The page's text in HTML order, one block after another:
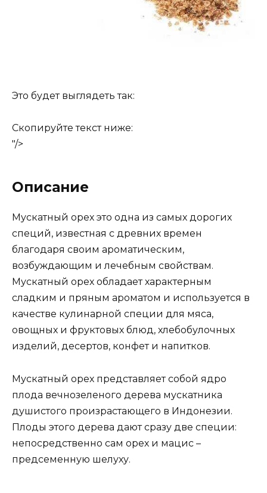
Это будет выглядеть так:
Скопируйте текст ниже:
"/>
Описание
Мускатный орех это одна из самых дорогих
специй, известная с древних времен
благодаря своим ароматическим,
возбуждающим и лечебным свойствам.
Мускатный орех обладает характерным
сладким и пряным ароматом и используется в
качестве кулинарной специи для мяса,
овощных и фруктовых блюд, хлебобулочных
изделий, десертов, конфет и напитков.
Мускатный орех представляет собой ядро
плода вечнозеленого дерева мускатника
душистого произрастающего в Индонезии.
Плоды этого дерева дают сразу две специи:
непосредственно сам орех и мацис –
предсеменную шелуху.